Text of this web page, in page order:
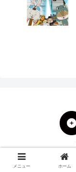
メニュー ホーム